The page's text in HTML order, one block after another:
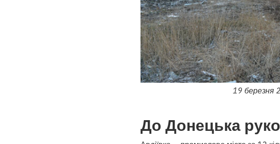
19 березня
До Донецька